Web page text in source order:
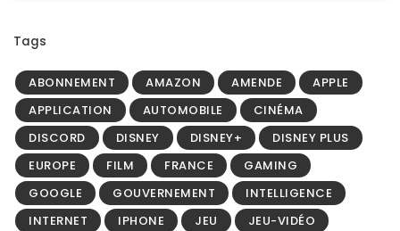
Tags
ABONNEMENT AMAZON AMENDE
APPLE
APPLICATION
AUTOMOBILE
CINÉMA
DISCORD
DISNEY DISNEY+
DISNEY PLUS
EUROPE
FILM FRANCE
GAMING
GOOGLE
GOUVERNEMENT
INTELLIGENCE
INTERNET
IPHONE JEU
JEU-VIDÉO